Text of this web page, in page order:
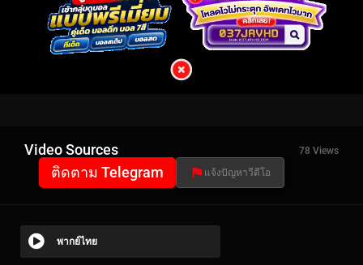
Video Sources 78 Views
ติดตาม Telegram แจ้งปัญหาวีดีโอ
พากย์ไทย